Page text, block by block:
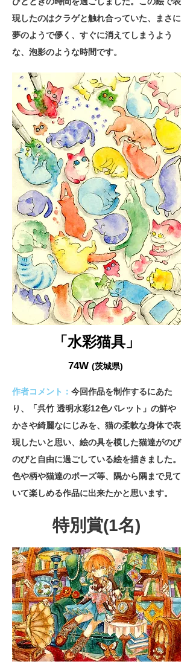
現したのはクラゲと触れ合っていた、まさに
夢のようで儚く、すぐに消えてしまうよう
な、泡影のような時間です。
「水彩猫具」
74W (茨城県)
作者コメント： 今回作品を制作するにあた
り、「呉竹 透明水彩12色パレット」の鮮や
かさや綺麗なにじみを、猫の柔軟な身体で表
現したいと思い、絵の具を模した猫達がのび
のびと自由に過ごしている絵を描きました。
色や柄や猫達のポーズ等、隅から隅まで見て
いて楽しめる作品に出来たかと思います。
特別賞(1名)